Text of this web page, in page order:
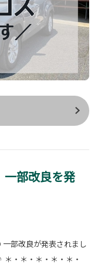
めに選択しました 存
ド
センターコンソール
所に欲しい！ と思い選
れるので 今の季節、
ワイト・イエロー）の
手元のスイッチで切り替
た マット感のあるカ
りたくない」 「ホワ
い」 という方にもお
フレームとの相性も抜
て
一部改良を発
部改良が発表されまし